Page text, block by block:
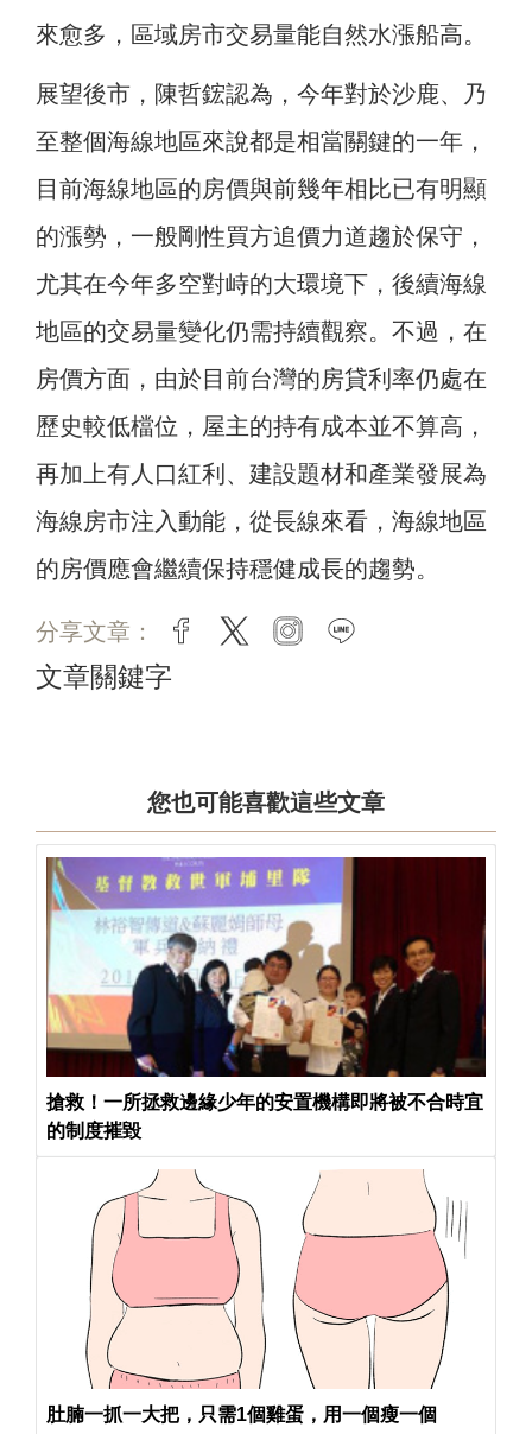
來愈多，區域房市交易量能自然水漲船高。
展望後市，陳哲鋐認為，今年對於沙鹿、乃
至整個海線地區來說都是相當關鍵的一年，
目前海線地區的房價與前幾年相比已有明顯
的漲勢，一般剛性買方追價力道趨於保守，
尤其在今年多空對峙的大環境下，後續海線
地區的交易量變化仍需持續觀察。不過，在
房價方面，由於目前台灣的房貸利率仍處在
歷史較低檔位，屋主的持有成本並不算高，
再加上有人口紅利、建設題材和產業發展為
海線房市注入動能，從長線來看，海線地區
的房價應會繼續保持穩健成長的趨勢。
分享文章： facebook
twitter instagram
文章關鍵字
您也可能喜歡這些文章
搶救！一所拯救邊緣少年的安置機構即將被不合時宜
的制度摧毀
肚腩一抓一大把，只需1個雞蛋，用一個瘦一個